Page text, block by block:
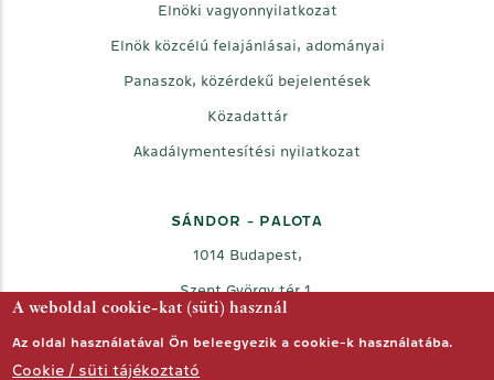
A weboldal cookie-kat (süti) használ
Az oldal használatával Ön beleegyezik a cookie-k használatába.
Cookie / süti tájékoztató
Elnöki vagyonnyilatkozat
Elnök közcélú felajánlásai, adományai
Panaszok, közérdekű bejelentések
Közadattár
Akadálymentesítési nyilatkozat
SÁNDOR - PALOTA
1014 Budapest,
Szent György tér 1.
FacebookTwitter Youtube